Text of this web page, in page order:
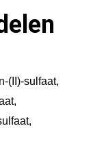
(II)-sulfaat,